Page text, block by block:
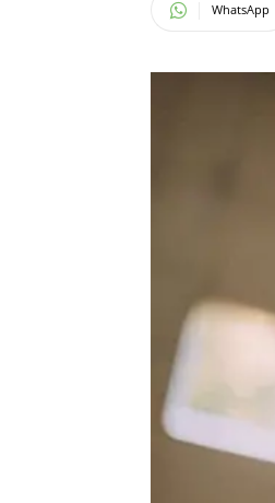
WhatsApp